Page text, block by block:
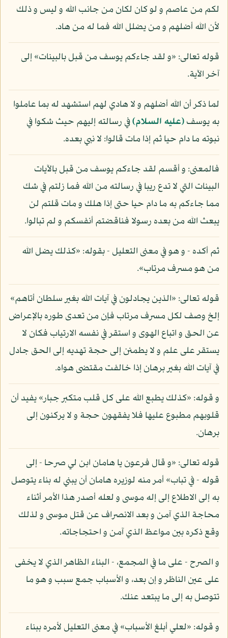
لكم من عاصم و لو كان لكان من جانب الله و ليس و ذلك
لأن الله أضلهم و من يضلل الله فما له من هاد.
قوله تعالى: «و لقد جاءكم يوسف من قبل بالبينات» إلى
آخر الآية.
لما ذكر أن الله أضلهم و لا هادي لهم استشهد له بما عاملوا
به يوسف(عليه السلام)في رسالته إليهم حيث شكوا في
نبوته ما دام حيا ثم إذا مات قالوا: لا نبي بعده.
فالمعنى: و أقسم لقد جاءكم يوسف من قبل بالآيات
البينات التي لا تدع ريبا في رسالته من الله فما زلتم في شك
مما جاءكم به ما دام حيا حتى إذا هلك و مات قلتم لن
يبعث الله من بعده رسولا فناقضتم أنفسكم و لم تبالوا.
ثم أكده - و هو في معنى التعليل - بقوله: «كذلك يضل الله
من هو مسرف مرتاب».
قوله تعالى: «الذين يجادلون في آيات الله بغير سلطان أتاهم»
إلخ وصف لكل مسرف مرتاب فإن من تعدى طوره بالإعراض
عن الحق و اتباع الهوى و استقر في نفسه الارتياب فكان لا
يستقر على علم و لا يطمئن إلى حجة تهديه إلى الحق جادل
في آيات الله بغير برهان إذا خالفت مقتضى هواه.
و قوله: «كذلك يطبع الله على كل قلب متكبر جبار» يفيد أن
قلوبهم مطبوع عليها فلا يفقهون حجة و لا يركنون إلى
برهان.
قوله تعالى: «و قال فرعون يا هامان ابن لي صرحا - إلى
قوله - في تباب» أمر منه لوزيره هامان أن يبني له بناء يتوصل
به إلى الاطلاع إلى إله موسى و لعله أصدر هذا الأمر أثناء
محاجة الذي آمن و بعد الانصراف عن قتل موسى و لذلك
وقع ذكره بين مواعظ الذي آمن و احتجاجاته.
و الصرح - على ما في المجمع، - البناء الظاهر الذي لا يخفى
على عين الناظر و إن بعد، و الأسباب جمع سبب و هو ما
تتوصل به إلى ما يبتعد عنك.
و قوله: «لعلي أبلغ الأسباب» في معنى التعليل لأمره ببناء